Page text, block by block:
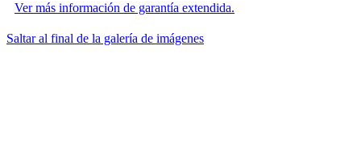
Ver más información de garantía extendida.
Saltar al final de la galería de imágenes